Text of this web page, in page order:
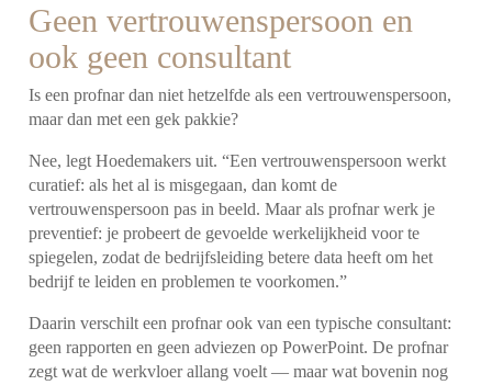
Geen vertrouwenspersoon en
ook geen consultant
Is een profnar dan niet hetzelfde als een vertrouwenspersoon,
maar dan met een gek pakkie?
Nee, legt Hoedemakers uit. “Een vertrouwenspersoon werkt
curatief: als het al is misgegaan, dan komt de
vertrouwenspersoon pas in beeld. Maar als profnar werk je
preventief: je probeert de gevoelde werkelijkheid voor te
spiegelen, zodat de bedrijfsleiding betere data heeft om het
bedrijf te leiden en problemen te voorkomen.”
Daarin verschilt een profnar ook van een typische consultant:
geen rapporten en geen adviezen op PowerPoint. De profnar
zegt wat de werkvloer allang voelt — maar wat bovenin nog